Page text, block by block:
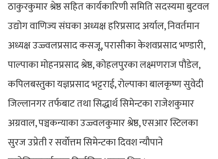
ठाकुरकुमार श्रेष्ठ सहित कार्यकारिणी समिति सदस्यमा बुटवल
उद्योग वाणिज्य संघका अध्यक्ष हरिप्रसाद अर्याल, निवर्तमान
अध्यक्ष उज्ज्वलप्रसाद कसजू, परासीका केशवप्रसाद भण्डारी,
पाल्पाका मोहनप्रसाद श्रेष्ठ, कोहलपुरका लक्ष्मणराज पौडेल,
कपिलबस्तुका यज्ञप्रसाद भट्टराई, रोल्पाका बालकृष्ण सुवेदी
जिल्लानगर तर्फबाट तथा सिद्धार्थ सिमेन्टका राजेशकुमार
अग्रवाल, पञ्चकन्याका उज्ज्वलकुमार श्रेष्ठ, एसआर स्टिलका
सुरज उप्रेती र सर्वाेत्तम सिमेन्टका दिवश न्यौपाने